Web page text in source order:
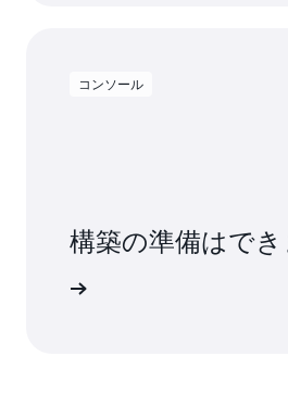
コンソール
構築の準備はで